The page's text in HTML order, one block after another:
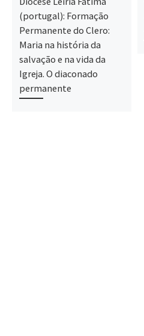
(portugal): Formação
Permanente do Clero:
Maria na história da
salvação e na vida da
Igreja. O diaconado
permanente